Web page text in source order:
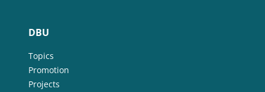
DBU
Topics
Promotion
Projects